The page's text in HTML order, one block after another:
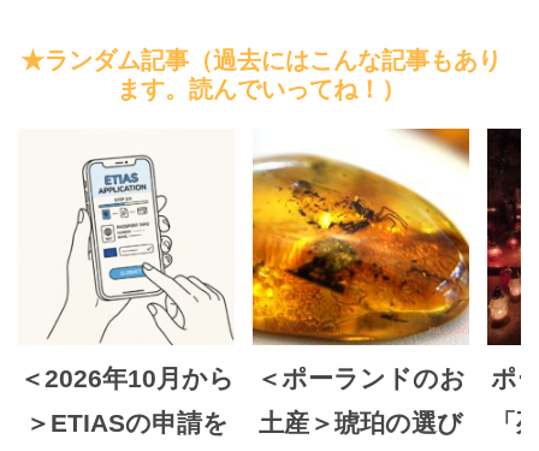
★ランダム記事（過去にはこんな記事もあり
ます。読んでいってね！）
＜2026年10月から
＞ETIASの申請を
＜ポーランドのお
土産＞琥珀の選び
ポ
「